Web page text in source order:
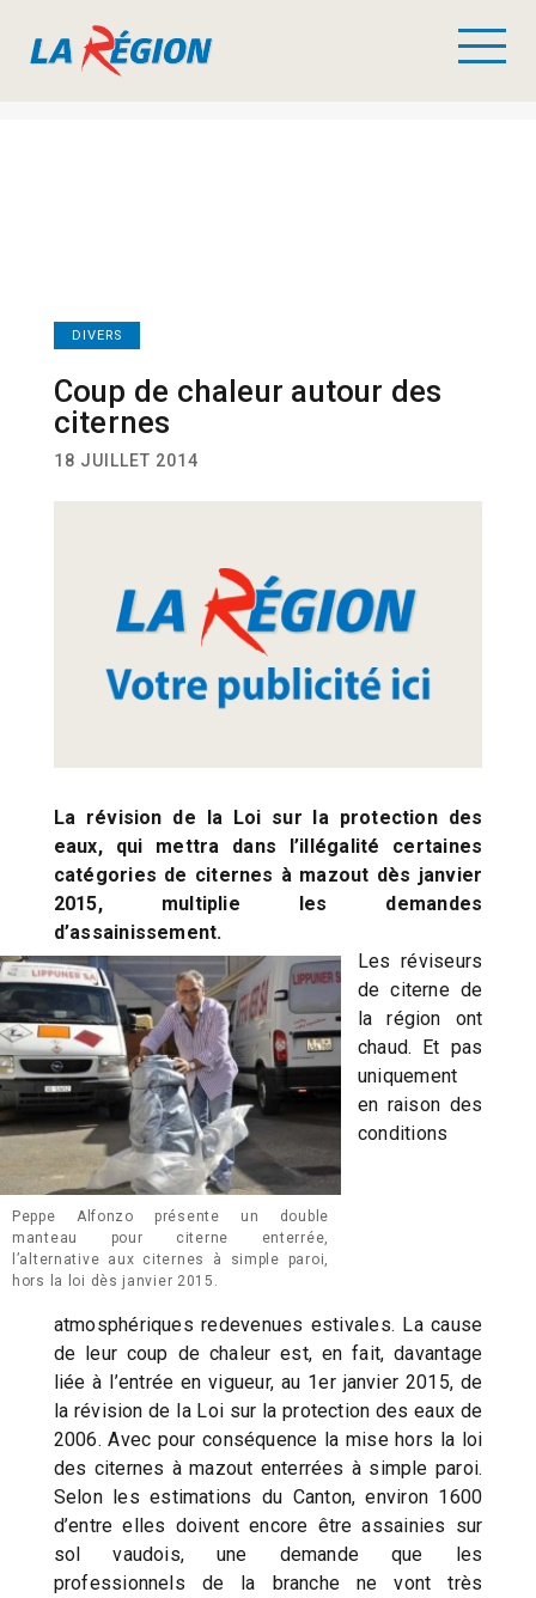
DIVERS
Coup de chaleur autour des
citernes
18 JUILLET 2014
La révision de la Loi sur la protection des
eaux, qui mettra dans l’illégalité certaines
catégories de citernes à mazout dès janvier
2015, multiplie les demandes
d’assainissement.
Peppe Alfonzo présente un double
manteau pour citerne enterrée,
l’alternative aux citernes à simple paroi,
hors la loi dès janvier 2015.
Les réviseurs
de citerne de
la région ont
chaud. Et pas
uniquement
en raison des
conditions
atmosphériques redevenues estivales. La cause
de leur coup de chaleur est, en fait, davantage
liée à l’entrée en vigueur, au 1er janvier 2015, de
la révision de la Loi sur la protection des eaux de
2006. Avec pour conséquence la mise hors la loi
des citernes à mazout enterrées à simple paroi.
Selon les estimations du Canton, environ 1600
d’entre elles doivent encore être assainies sur
sol vaudois, une demande que les
professionnels de la branche ne vont très